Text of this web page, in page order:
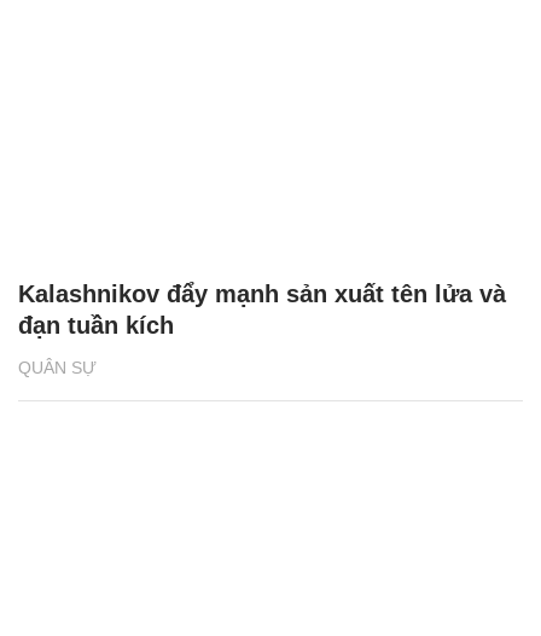
QUÂN SỰ
Kalashnikov đẩy mạnh sản xuất tên lửa và
đạn tuần kích